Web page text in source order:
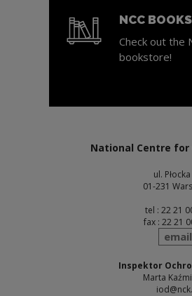
NCC
Check out the
bookstore!
National Centre for
ul.
01-231
tel : 22 21
fax : 22 21
send
email
Inspektor
Marta